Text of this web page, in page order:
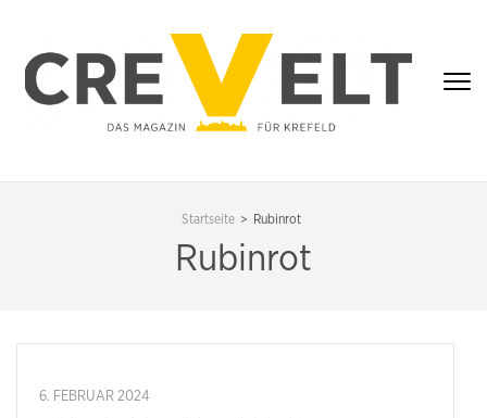
springen
(Enter
KREFELD
Startseite > Rubinrot
Rubinrot
6. FEBRUAR 2024